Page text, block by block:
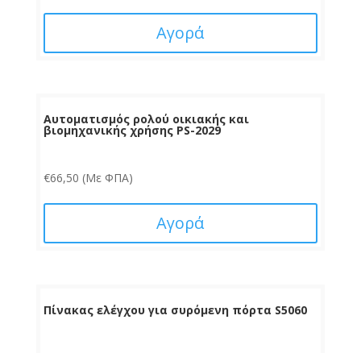
Αγορά
Αυτοματισμός ρολού οικιακής και
βιομηχανικής χρήσης PS-2029
€66,50 (Με ΦΠΑ)
Αγορά
Πίνακας ελέγχου για συρόμενη πόρτα S5060